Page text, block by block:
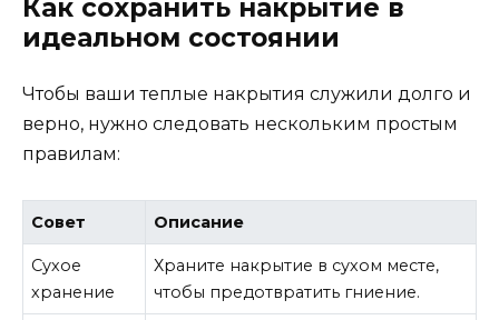
Как сохранить накрытие в
идеальном состоянии
Чтобы ваши теплые накрытия служили долго и
верно, нужно следовать нескольким простым
правилам:
Совет Описание
Сухое
хранение
Храните накрытие в сухом месте,
чтобы предотвратить гниение.